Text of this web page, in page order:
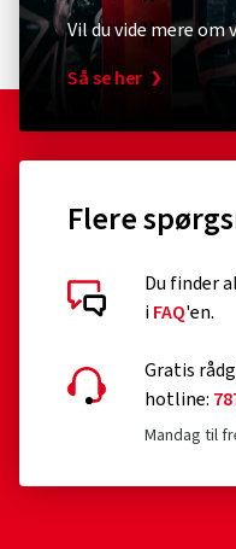
XLC
RonaldBiggs Ø 10
(0)
226,00 kr.
Tilføj til
Vil du vide mere om
Så se her
Flere
Du finder
iFAQ'en.
Gratis
hotline:
Mandag til